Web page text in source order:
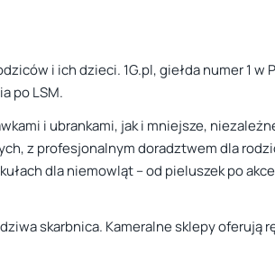
i ich dzieci. 1G.pl, giełda numer 1 w
po LSM.
i ubrankami, jak i mniejsze,
z profesjonalnym doradztwem dla
dla niemowląt – od pieluszek po
skarbnica. Kameralne sklepy oferują